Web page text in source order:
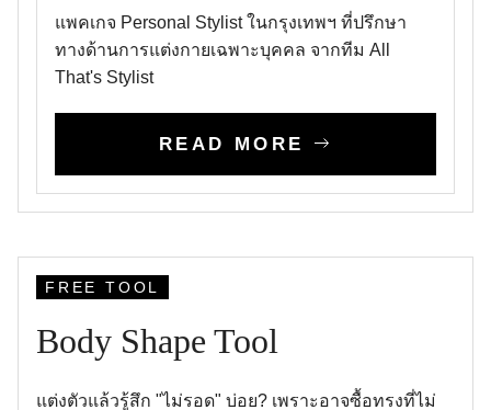
แพคเกจ Personal Stylist ในกรุงเทพฯ ที่ปรึกษา
ทางด้านการแต่งกายเฉพาะบุคคล จากทีม All
That's Stylist
READ MORE
FREE TOOL
Body Shape Tool
แต่งตัวแล้วรู้สึก "ไม่รอด" บ่อย? เพราะอาจซื้อทรงที่ไม่